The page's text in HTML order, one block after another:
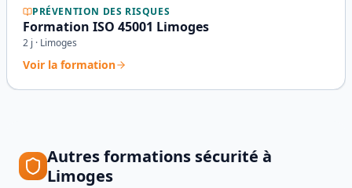
PRÉVENTION DES RISQUES
Formation ISO 45001 Limoges
2 j · Limoges
Voir la formation
Autres formations sécurité à
Limoges